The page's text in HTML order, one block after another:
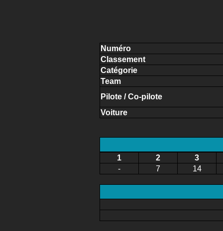
Numéro
Classement
Catégorie
Team
Pilote / Co-pilote
Voiture
1 2
3
-
7 14